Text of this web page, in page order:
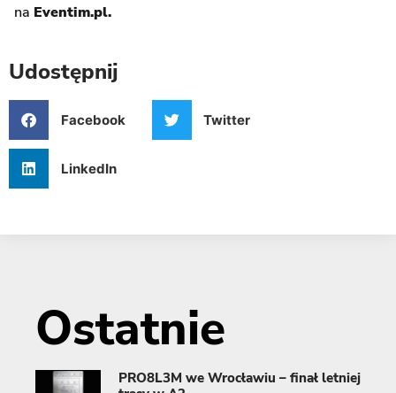
na Eventim.pl.
Udostępnij
Facebook Twitter
LinkedIn
Ostatnie
PRO8L3M we Wrocławiu – finał letniej